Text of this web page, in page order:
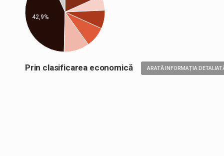
42,9%
Prin clasificarea economică ARATĂ INFORMAȚIA